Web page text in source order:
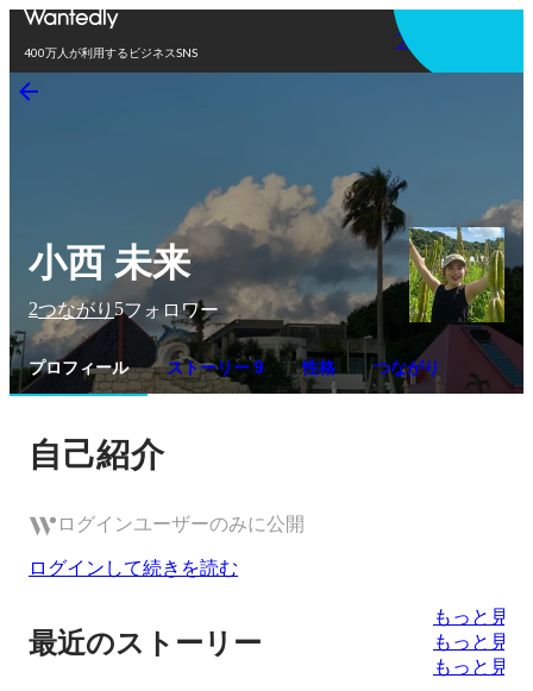
400万人が利用するビジネスSNS
アプリを使う
小西 未来
2つながり 5フォロワー
プロフィール ストーリー 9 性格 つながり
自己紹介
ログインユーザーのみに公開
ログインして続きを読む
最近のストーリー
もっと見る
もっと見る
もっと見る